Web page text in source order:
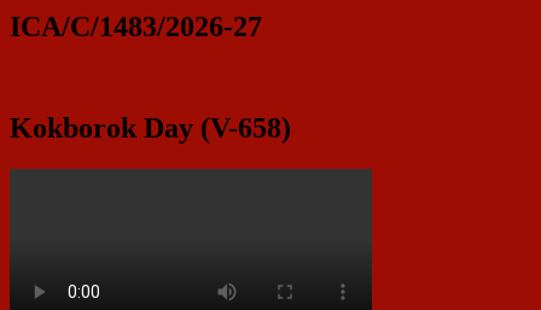
ICA/C/1483/2026-27
Kokborok Day (V-658)